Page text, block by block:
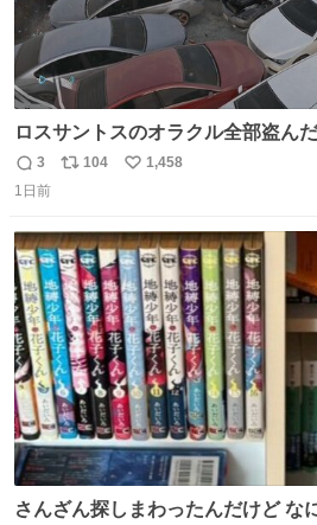
ロスサントスのオラクル全部盗ん
返
信
3
リ
ト
数
104
い
数
1,458
1日前
さんざん探しまわったんだけど なにくわぬ顔で横からはえ